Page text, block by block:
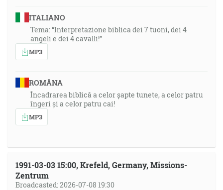
ITALIANO
Tema: “Interpretazione biblica dei 7 tuoni, dei 4
angeli e dei 4 cavalli!”
MP3
ROMÂNA
Încadrarea biblică a celor șapte tunete, a celor patru
îngeri și a celor patru cai!
MP3
1991-03-03 15:00, Krefeld, Germany, Missions-
Zentrum
Broadcasted: 2026-07-08 19:30